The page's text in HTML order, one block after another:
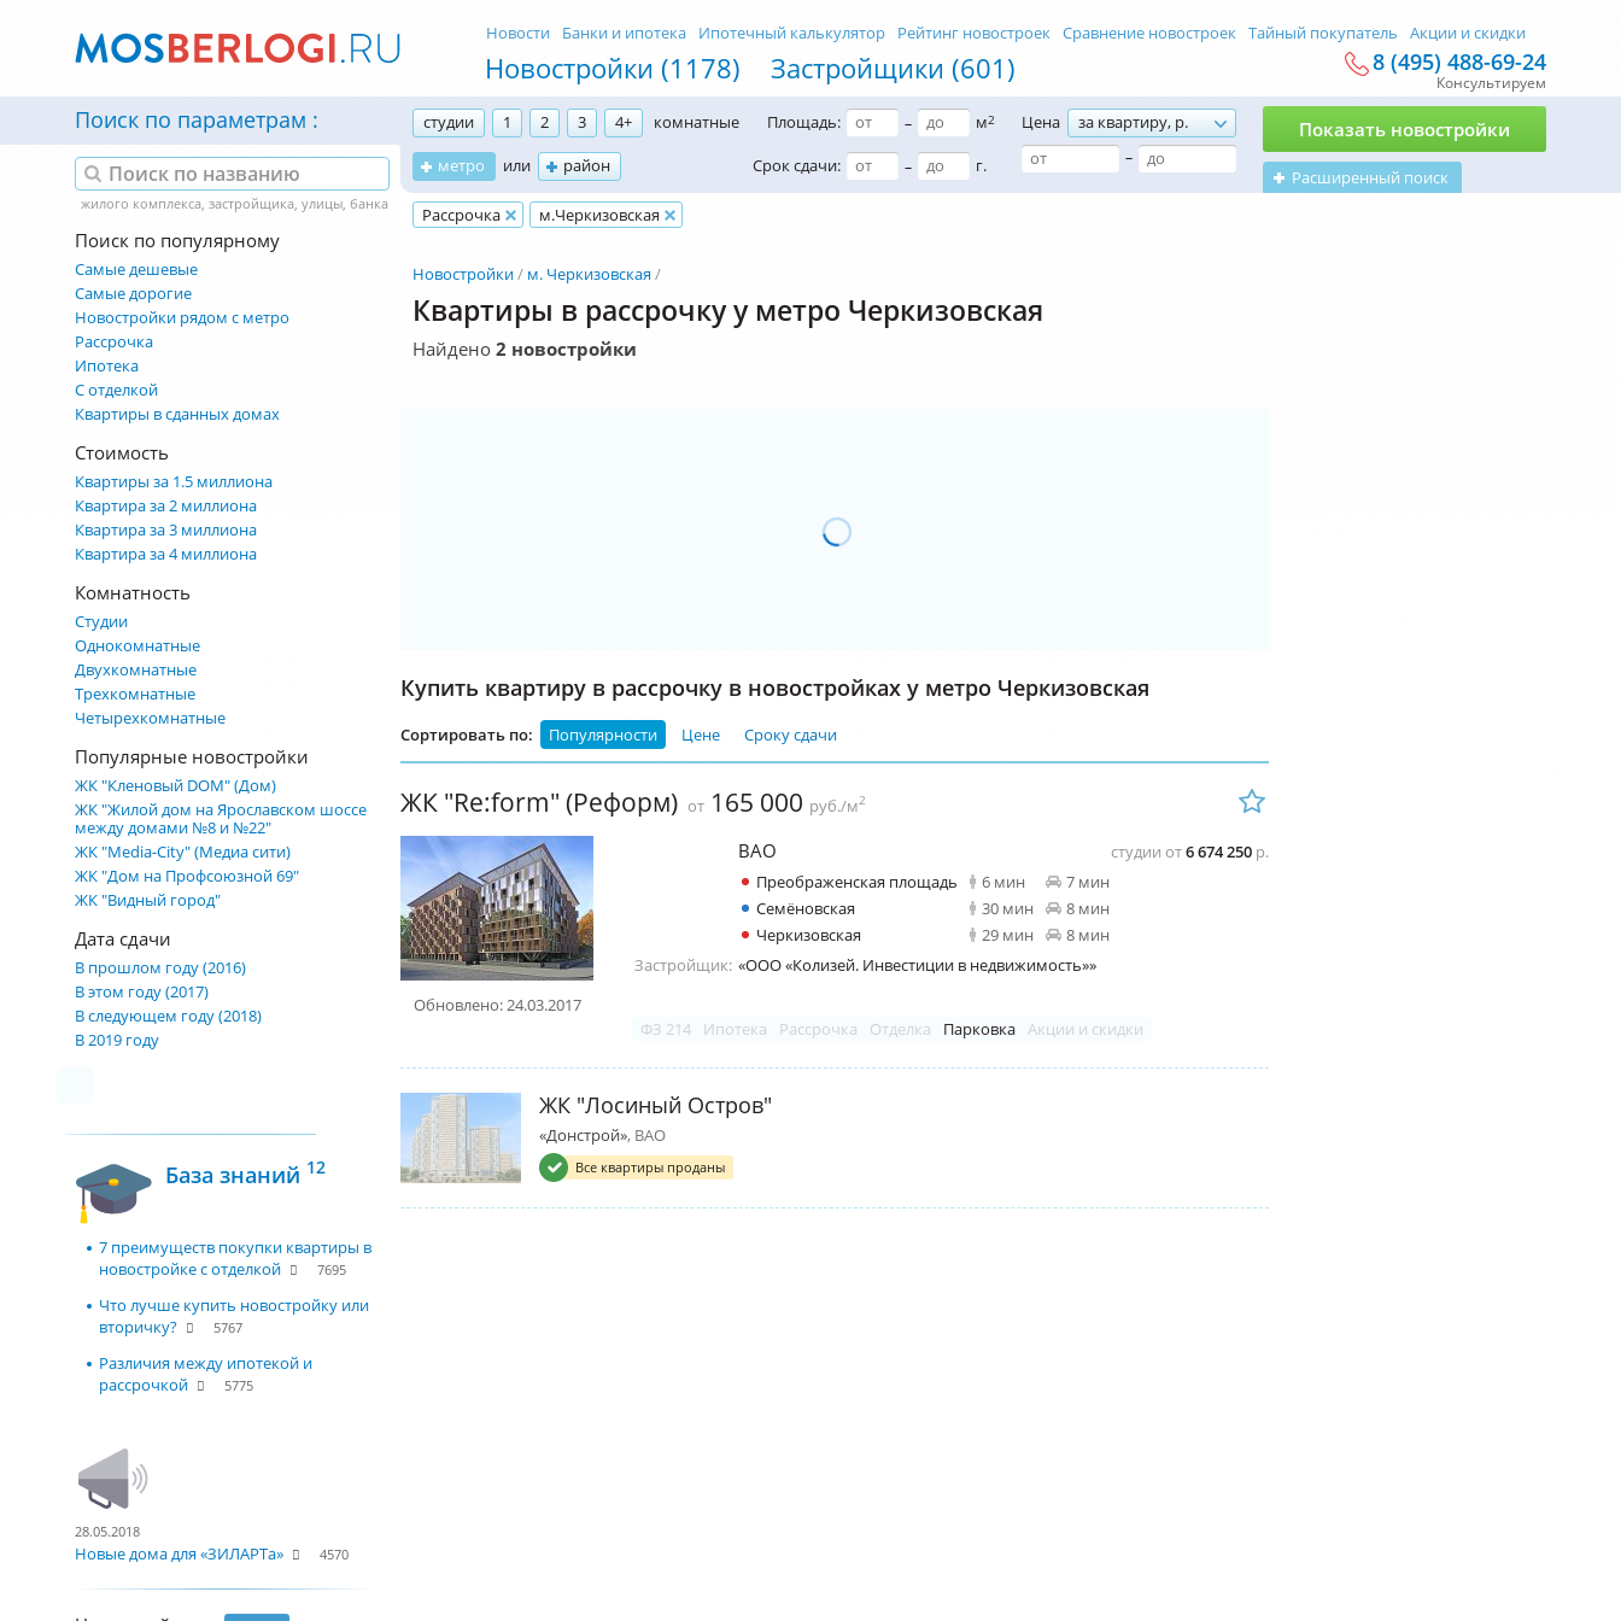
Новостройки (1178) Застройщики (601)
Новости Банки и ипотека Ипотечный калькулятор Рейтинг новостроек Сравнение новостроек Тайный покупатель Акции и скидки
8 (495) 488-69-24
Консультируем
Поиск по параметрам студии 1 2 3 4+
комнатные
метро
или район
Площадь: – м2
Срок сдачи: – г.
Цена
за квартиру, р.
–
Расширенный поиск
Показать новостройки
Рассрочка м.Черкизовская
Поиск по популярному
Самые дешевые
Самые дорогие
Новостройки рядом с метро
Рассрочка
Ипотека
С отделкой
Квартиры в сданных домах
Стоимость
Квартиры за 1.5 миллиона
Квартира за 2 миллиона
Квартира за 3 миллиона
Квартира за 4 миллиона
Комнатность
Студии
Однокомнатные
Двухкомнатные
Трехкомнатные
Четырехкомнатные
Популярные новостройки
ЖК "Кленовый DOM" (Дом)
ЖК "Жилой дом на Ярославском шоссе
между домами №8 и №22"
ЖК "Media-City" (Медиа сити)
ЖК "Дом на Профсоюзной 69"
ЖК "Видный город"
Дата сдачи
В прошлом году (2016)
В этом году (2017)
В следующем году (2018)
В 2019 году
База знаний 12
7 преимуществ покупки квартиры в
новостройке с отделкой
7695
Что лучше купить новостройку или
вторичку?
5767
Различия между ипотекой и
рассрочкой
5775
28.05.2018
Новые дома для «ЗИЛАРТа» 4570
Новостройки м. Черкизовская
Квартиры в рассрочку у метро Черкизовская
Найдено 2 новостройки
Купить квартиру в рассрочку в новостройках у метро Черкизовская
Сортировать по: Популярности Цене Сроку сдачи
ЖК "Re:form" (Реформ) от 165 000 руб./м2
Обновлено: 24.03.2017
студии от6 674 250 р.
ВАО
Преображенская площадь 6 мин
7 мин
Семёновская
30 мин
8 мин
Черкизовская
29 мин
8 мин
Застройщик: «ООО «Колизей. Инвестиции в недвижимость»»
ФЗ 214 Ипотека Рассрочка Отделка Парковка Акции и скидки
ЖК "Лосиный Остров"
«Донстрой», ВАО
Все квартиры проданы